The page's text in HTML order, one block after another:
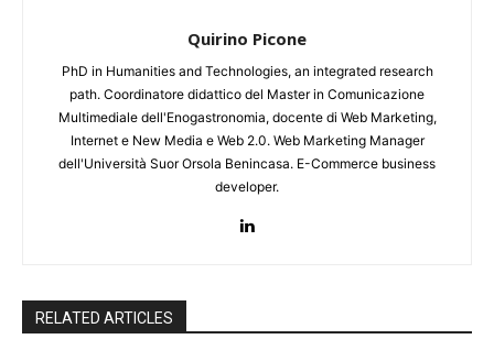
Quirino Picone
PhD in Humanities and Technologies, an integrated research
path. Coordinatore didattico del Master in Comunicazione
Multimediale dell'Enogastronomia, docente di Web Marketing,
Internet e New Media e Web 2.0. Web Marketing Manager
dell'Università Suor Orsola Benincasa. E-Commerce business
developer.
RELATED ARTICLES